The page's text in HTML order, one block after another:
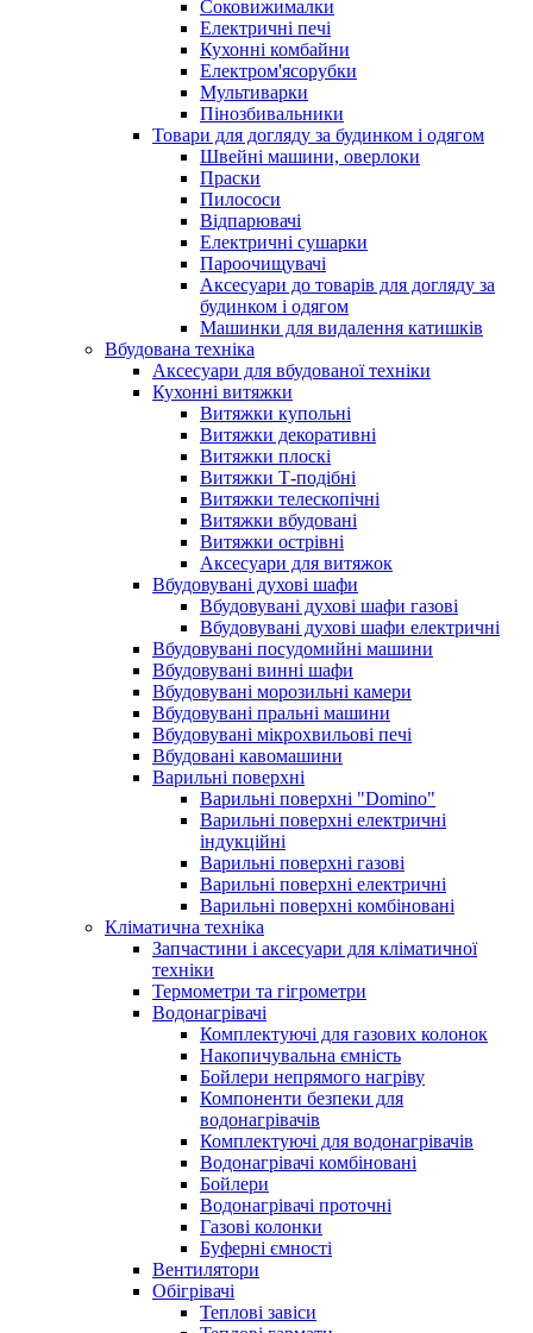
Соковижималки
Електричні печі
Кухонні комбайни
Електром'ясорубки
Мультиварки
Пінозбивальники
Товари для догляду за будинком і одягом
Швейні машини, оверлоки
Праски
Пилососи
Відпарювачі
Електричні сушарки
Пароочищувачі
Аксесуари до товарів для догляду за
будинком і одягом
Машинки для видалення катишків
Вбудована техніка
Аксесуари для вбудованої техніки
Кухонні витяжки
Витяжки купольні
Витяжки декоративні
Витяжки плоскі
Витяжки Т-подібні
Витяжки телескопічні
Витяжки вбудовані
Витяжки острівні
Аксесуари для витяжок
Вбудовувані духові шафи
Вбудовувані духові шафи газові
Вбудовувані духові шафи електричні
Вбудовувані посудомийні машини
Вбудовувані винні шафи
Вбудовувані морозильні камери
Вбудовувані пральні машини
Вбудовувані мікрохвильові печі
Вбудовані кавомашини
Варильні поверхні
Варильні поверхні "Domino"
Варильні поверхні електричні
індукційні
Варильні поверхні газові
Варильні поверхні електричні
Варильні поверхні комбіновані
Кліматична техніка
Запчастини і аксесуари для кліматичної
техніки
Термометри та гігрометри
Водонагрівачі
Комплектуючі для газових колонок
Накопичувальна ємність
Бойлери непрямого нагріву
Компоненти безпеки для
водонагрівачів
Комплектуючі для водонагрівачів
Водонагрівачі комбіновані
Бойлери
Водонагрівачі проточні
Газові колонки
Буферні ємності
Вентилятори
Обігрівачі
Теплові завіси